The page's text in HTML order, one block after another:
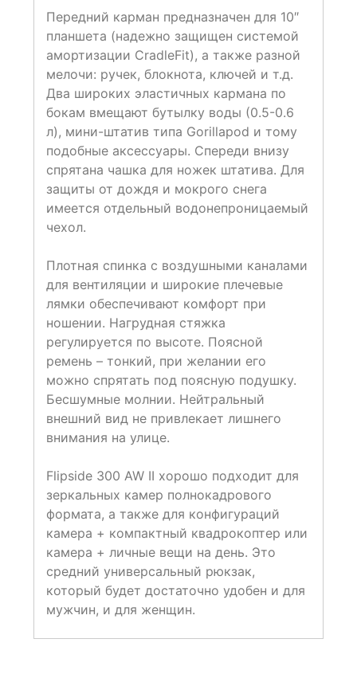
Передний карман предназначен для 10″
планшета (надежно защищен системой
амортизации CradleFit), а также разной
мелочи: ручек, блокнота, ключей и т.д.
Два широких эластичных кармана по
бокам вмещают бутылку воды (0.5-0.6
л), мини-штатив типа Gorillapod и тому
подобные аксессуары. Спереди внизу
спрятана чашка для ножек штатива. Для
защиты от дождя и мокрого снега
имеется отдельный водонепроницаемый
чехол.
Плотная спинка с воздушными каналами
для вентиляции и широкие плечевые
лямки обеспечивают комфорт при
ношении. Нагрудная стяжка
регулируется по высоте. Поясной
ремень – тонкий, при желании его
можно спрятать под поясную подушку.
Бесшумные молнии. Нейтральный
внешний вид не привлекает лишнего
внимания на улице.
Flipside 300 AW II хорошо подходит для
зеркальных камер полнокадрового
формата, а также для конфигураций
камера + компактный квадрокоптер или
камера + личные вещи на день. Это
средний универсальный рюкзак,
который будет достаточно удобен и для
мужчин, и для женщин.